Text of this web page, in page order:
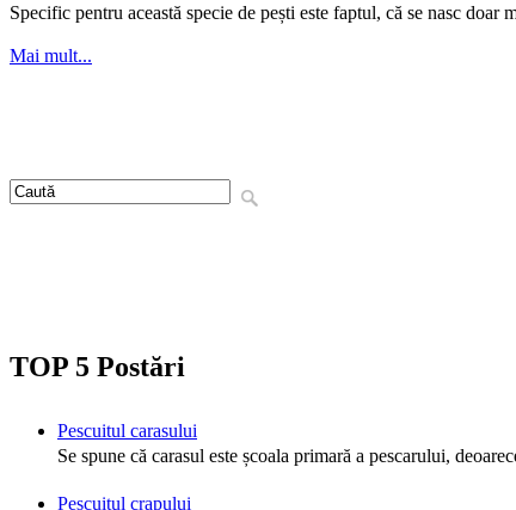
Specific pentru această specie de pești este faptul, că se nasc
Mai mult...
TOP 5 Postări
Pescuitul carasului
Se spune că carasul este școala primară a pescarului,
Pescuitul crapului